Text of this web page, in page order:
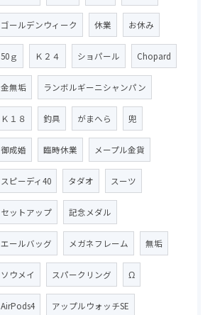
ゴールデンウィーク 休業 お休み
50ｇ Ｋ２４ ショパール Chopard
金無垢 ランボルギーニシャンパン
Ｋ１８ 釣具 がまへら 兜
御成婚 臨時休業 メープル金貨
スピーディ40 タダオ スーツ
セットアップ 記念メダル
エールバッグ メガネフレーム 無垢
ソウメイ スパークリング Ω
AirPods4 アップルウォッチSE